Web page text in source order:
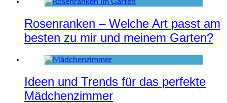
Rosenranken – Welche Art passt am
besten zu mir und meinem Garten?
Ideen und Trends für das perfekte
Mädchenzimmer